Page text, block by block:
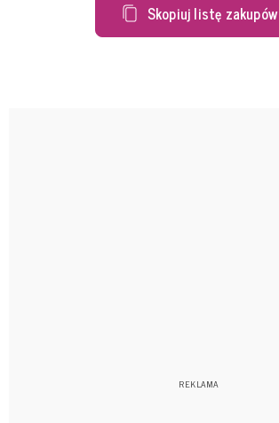
Skopiuj listę zakupów